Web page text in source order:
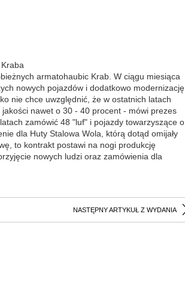
armatohaubic Krab. W ciągu miesiąca
nowych pojazdów i dodatkowo modernizację
nie chce uwzględnić, że w ostatnich latach
jakości nawet o 30 - 40 procent - mówi prezes
zamówić 48 "luf" i pojazdy towarzyszące o
dla Huty Stalowa Wola, którą dotąd omijały
to kontrakt postawi na nogi produkcję
nowych ludzi oraz zamówienia dla
NASTĘPNY ARTYKUŁ Z WYDANIA